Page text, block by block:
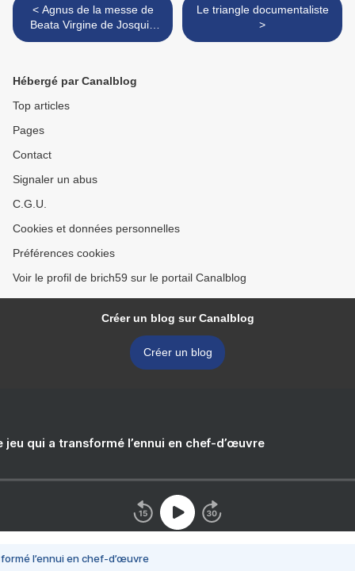
< Agnus de la messe de
Beata Virgine de Josquin
Desprez
Le triangle documentaliste
>
Hébergé par Canalblog
Top articles
Pages
Contact
Signaler un abus
C.G.U.
Cookies et données personnelles
Préférences cookies
Voir le profil de brich59 sur le portail Canalblog
Créer un blog sur Canalblog
Créer un blog
jeu qui a transformé l’ennui en chef-d’œuvre
l’ennui en chef-d’œuvre